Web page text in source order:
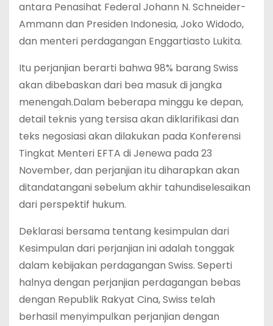
antara Penasihat Federal Johann N. Schneider-
Ammann dan Presiden Indonesia, Joko Widodo,
dan menteri perdagangan Enggartiasto Lukita.
Itu perjanjian berarti bahwa 98% barang Swiss
akan dibebaskan dari bea masuk di jangka
menengah.Dalam beberapa minggu ke depan,
detail teknis yang tersisa akan diklarifikasi dan
teks negosiasi akan dilakukan pada Konferensi
Tingkat Menteri EFTA di Jenewa pada 23
November, dan perjanjian itu diharapkan akan
ditandatangani sebelum akhir tahundiselesaikan
dari perspektif hukum.
Deklarasi bersama tentang kesimpulan dari
Kesimpulan dari perjanjian ini adalah tonggak
dalam kebijakan perdagangan Swiss. Seperti
halnya dengan perjanjian perdagangan bebas
dengan Republik Rakyat Cina, Swiss telah
berhasil menyimpulkan perjanjian dengan